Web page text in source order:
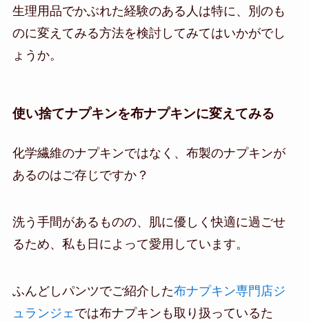
生理用品でかぶれた経験のある人は特に、別のも
のに変えてみる方法を検討してみてはいかがでし
ょうか。
使い捨てナプキンを布ナプキンに変えてみる
化学繊維のナプキンではなく、布製のナプキンが
あるのはご存じですか？
洗う手間があるものの、肌に優しく快適に過ごせ
るため、私も日によって愛用しています。
ふんどしパンツでご紹介した布ナプキン専門店ジ
ュランジェでは布ナプキンも取り扱っているた